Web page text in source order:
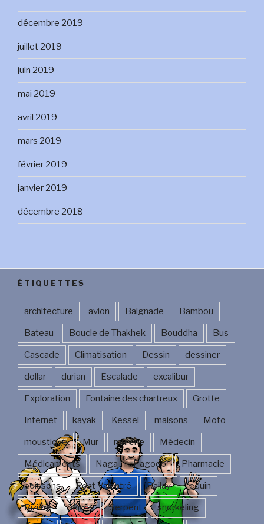
décembre 2019
juillet 2019
juin 2019
mai 2019
avril 2019
mars 2019
février 2019
janvier 2019
décembre 2018
ÉTIQUETTES
architecture avion Baignade Bambou
Bateau Boucle de Thakhek Bouddha Bus
Cascade Climatisation Dessin dessiner
dollar durian Escalade excalibur
Exploration Fontaine des chartreux Grotte
Internet kayak Kessel maisons Moto
moustique Mur murène Médecin
Médicaments Naga Pagode Pharmacie
poissons Pont Valentré Railay requin
Rizière Seiche Serpent snorkeling